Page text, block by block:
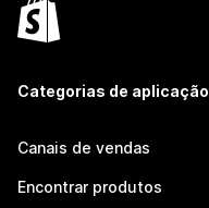
Categorias de aplicação
Canais de vendas
Encontrar produtos